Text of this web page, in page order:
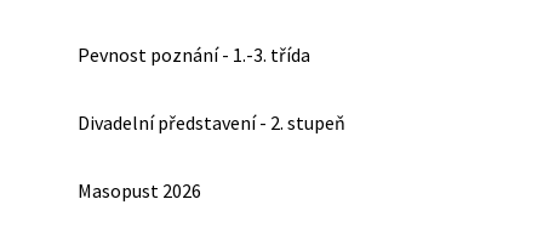
Pevnost poznání - 1.-3. třída
Divadelní představení - 2. stupeň
Masopust 2026